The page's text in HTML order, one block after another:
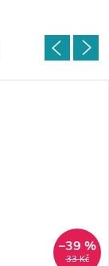
33 Kč
–39 %